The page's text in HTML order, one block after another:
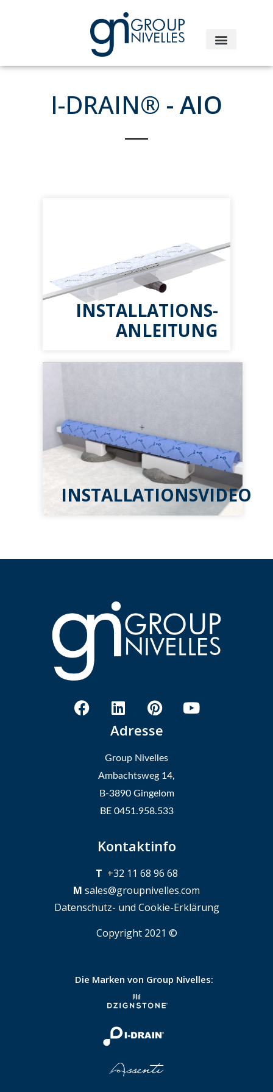
I-DRAIN® - AIO
INSTALLATIONS-
ANLEITUNG
INSTALLATIONSVIDEO
Adresse
Group Nivelles
Ambachtsweg 14,
B-3890 Gingelom
BE 0451.958.533
Kontaktinfo
T +32 11 68 96 68
M sales@groupnivelles.com
Datenschutz- und Cookie-Erklärung
Copyright 2021 ©
Die Marken von Group Nivelles: